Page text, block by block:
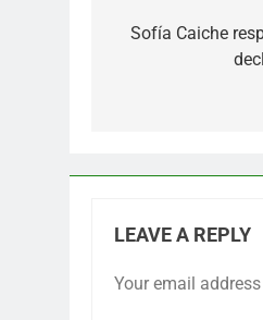
navigation
Sofía Caiche
LEAVE A REPLY
Your email